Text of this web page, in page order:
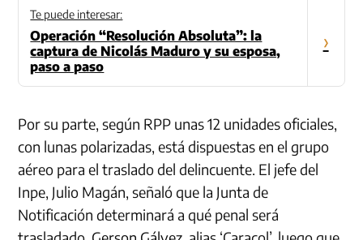
Te puede interesar:
Operación “Resolución Absoluta”: la
captura de Nicolás Maduro y su esposa,
paso a paso
›
Por su parte, según RPP unas 12 unidades oficiales,
con lunas polarizadas, está dispuestas en el grupo
aéreo para el traslado del delincuente. El jefe del
Inpe, Julio Magán, señaló que la Junta de
Notificación determinará a qué penal será